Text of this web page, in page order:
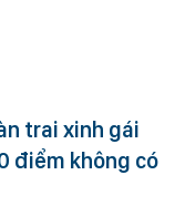
trai xinh gái
điểm không có